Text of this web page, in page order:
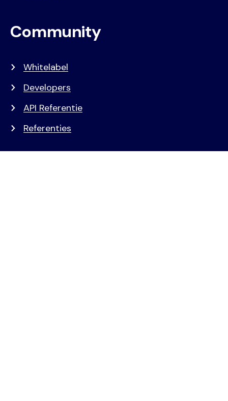
Community
Whitelabel
Developers
API Referentie
Referenties